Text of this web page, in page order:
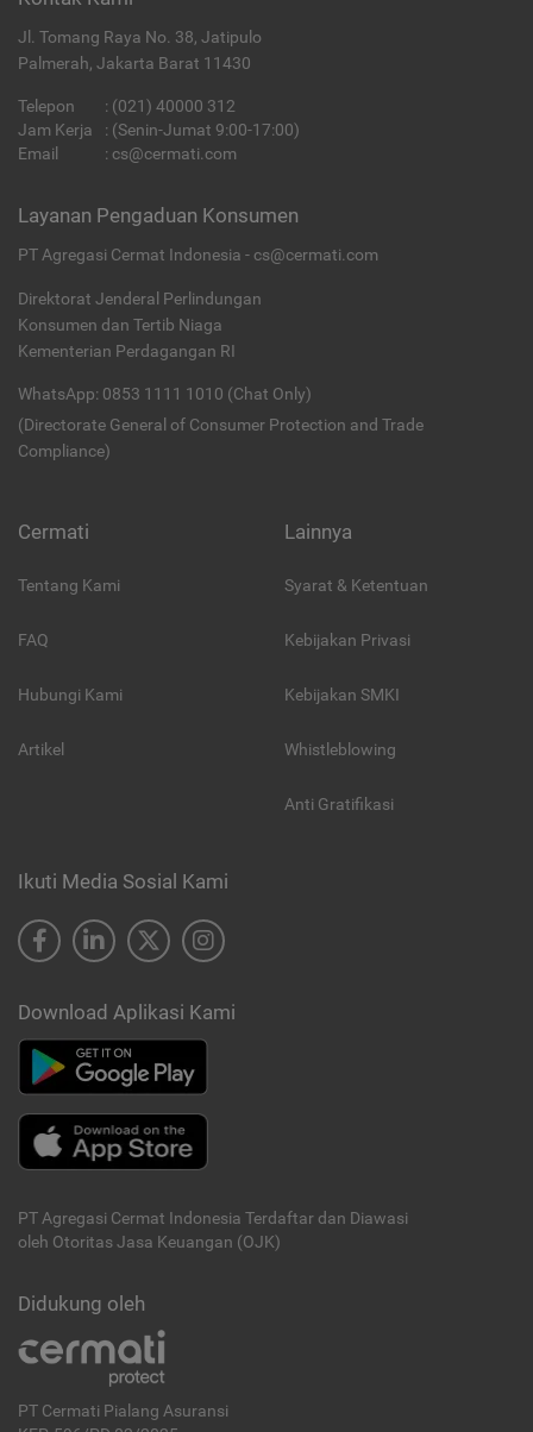
Jl. Tomang Raya No. 38, Jatipulo
Palmerah, Jakarta Barat 11430
Telepon : (021) 40000 312
Jam Kerja
: (Senin-Jumat 9:00-17:00)
Email
: cs@cermati.com
Layanan Pengaduan Konsumen
PT Agregasi Cermat Indonesia - cs@cermati.com
Direktorat Jenderal Perlindungan
Konsumen dan Tertib Niaga
Kementerian Perdagangan RI
WhatsApp: 0853 1111 1010 (Chat Only)
(Directorate General of Consumer Protection and Trade
Compliance)
Cermati
Tentang Kami
FAQ
Hubungi Kami
Artikel
Lainnya
Syarat & Ketentuan
Kebijakan Privasi
Kebijakan SMKI
Whistleblowing
Anti Gratifikasi
Ikuti Media Sosial Kami
Download Aplikasi Kami
PT Agregasi Cermat Indonesia Terdaftar dan Diawasi
oleh Otoritas Jasa Keuangan (OJK)
Didukung oleh
PT Cermati Pialang Asuransi